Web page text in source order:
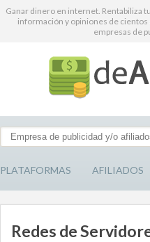
Ganar dinero en internet. Rentabiliza
información y opiniones de cientos
empresas de
PLATAFORMAS AFILIADOS
Redes de